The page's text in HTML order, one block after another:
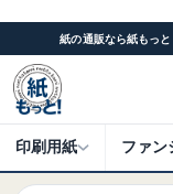
紙の通販なら紙もっと
印刷用紙 ファン